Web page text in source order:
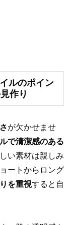
ルのポイン
作り
が欠かせませ
で清潔感のある
い素材は親しみ
ートからロング
を重視すると自